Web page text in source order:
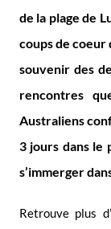
de la plage de
coups de coeur
souvenir des
rencontres
Australiens
3 jours dans le
s’immerger
Retrouve plus